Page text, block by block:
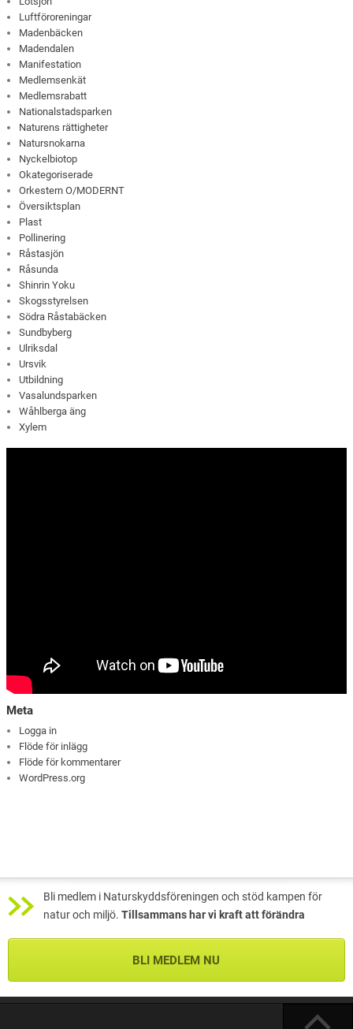
Luftföroreningar
Madenbäcken
Madendalen
Manifestation
Medlemsenkät
Medlemsrabatt
Nationalstadsparken
Naturens rättigheter
Natursnokarna
Nyckelbiotop
Okategoriserade
Orkestern O/MODERNT
Översiktsplan
Plast
Pollinering
Råstasjön
Råsunda
Shinrin Yoku
Skogsstyrelsen
Södra Råstabäcken
Sundbyberg
Ulriksdal
Ursvik
Utbildning
Vasalundsparken
Wåhlberga äng
Xylem
Meta
Logga in
Flöde för inlägg
Flöde för kommentarer
WordPress.org
Bli medlem i Naturskyddsföreningen och stöd kampen för
natur och miljö. Tillsammans har vi kraft att förändra
BLI MEDLEM NU